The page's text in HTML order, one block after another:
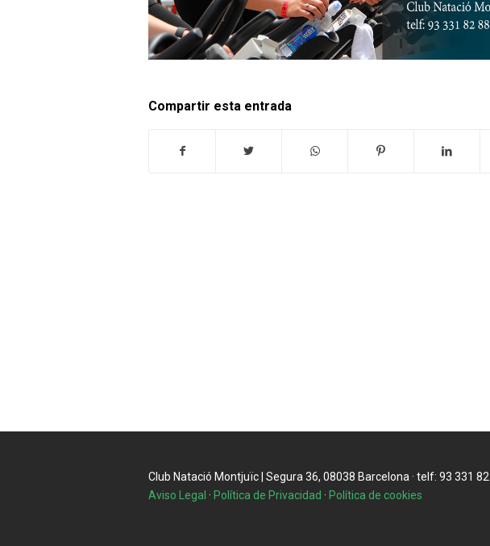
Compartir esta entrada
Club Natació Montjuïc | Segura 36, 08038 Barcelona · telf: 93 331 82
Aviso Legal ·Política de Privacidad ·Política de cookies